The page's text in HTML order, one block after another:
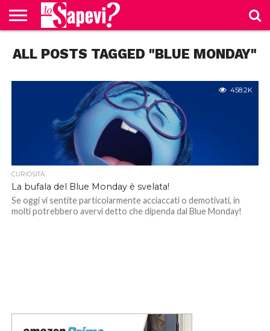
BENESSERE
GOSSIP
PRODOTTI
AMAZON
NEWS
CASA E
CUCINA
ALL POSTS TAGGED "BLUE MONDAY"
458.2K
CURIOSITÀ
La bufala del Blue Monday è svelata!
Se oggi vi sentite particolarmente acciaccati o demotivati, in
molti potrebbero avervi detto che dipenda dal Blue Monday!